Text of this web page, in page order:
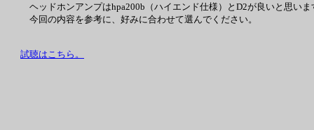
ヘッドホンアンプはhpa200b（ハイエンド仕様）とD2が良いと思い
今回の内容を参考に、好みに合わせて選んでください。
試聴はこちら。